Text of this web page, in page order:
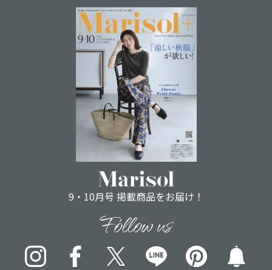
9・10月号 掲載商品をお届け！
Follow us
InstagramFacebookX LINE pinterest